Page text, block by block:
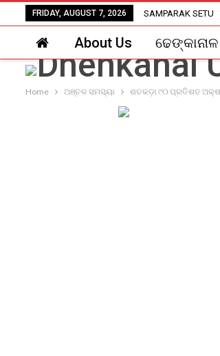
FRIDAY, AUGUST 7, 2026 SAMPARAK SETU
About Us
Home ଅଞ୍ଚଳ ସମସ୍ୟା ଶତକଡ଼ା ୯୦ ପ୍ରତିଶତ